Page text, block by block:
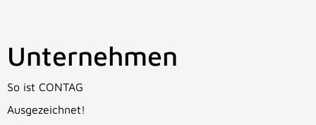
Unternehmen
So ist CONTAG
Ausgezeichnet!